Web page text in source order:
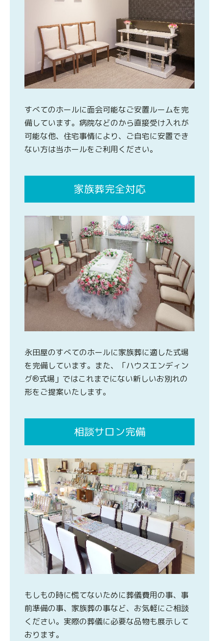
すべてのホールに面会可能なご安置ルームを完
備しています。病院などのから直接受け入れが
可能な他、住宅事情により、ご自宅に安置でき
ない方は当ホールをご利用ください。
家族葬完全対応
永田屋のすべてのホールに家族葬に適した式場
を完備しています。また、「ハウスエンディン
グ®式場」ではこれまでにない新しいお別れの
形をご提案いたします。
相談サロン完備
もしもの時に慌てないために葬儀費用の事、事
前準備の事、家族葬の事など、お気軽にご相談
ください。実際の葬儀に必要な品物も展示して
おります。